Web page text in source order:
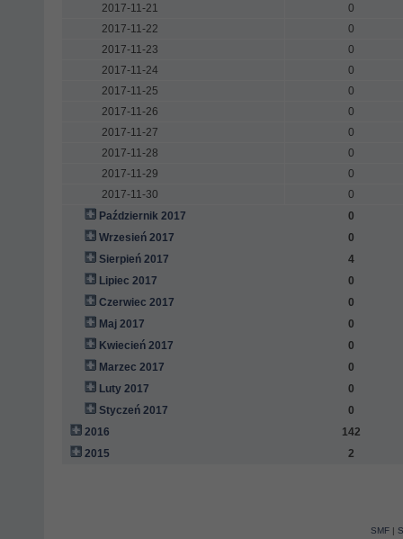
2017-11-21
0
2017-11-22
0
2017-11-23
0
2017-11-24
0
2017-11-25
0
2017-11-26
0
2017-11-27
0
2017-11-28
0
2017-11-29
0
2017-11-30
0
Październik 2017
0
Wrzesień 2017
0
Sierpień 2017
4
Lipiec 2017
0
Czerwiec 2017
0
Maj 2017
0
Kwiecień 2017
0
Marzec 2017
0
Luty 2017
0
Styczeń 2017
0
2016
142
2015
2
SMF|